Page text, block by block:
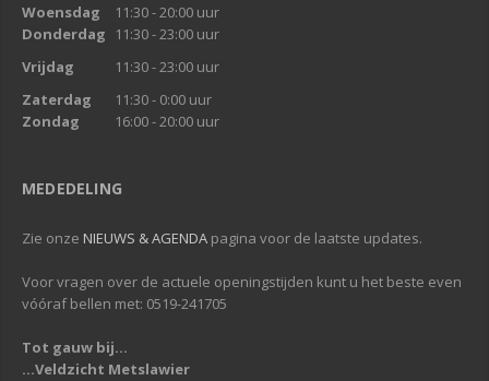
Woensdag
11:30 - 20:00 uur
Donderdag
11:30 - 23:00 uur
Vrijdag
11:30 - 23:00 uur
Zaterdag
11:30 - 0:00 uur
Zondag
16:00 - 20:00 uur
MEDEDELING
Zie onze NIEUWS & AGENDA pagina voor de laatste updates.
Voor vragen over de actuele openingstijden kunt u het beste even
vóóraf bellen met: 0519-241705
Tot gauw bij...
...Veldzicht Metslawier